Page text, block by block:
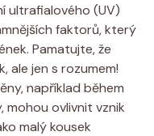
ultrafialového (UV)
faktorů, který
Pamatujte, že
ale jen s rozumem!
například během
ovlivnit vznik
malý kousek